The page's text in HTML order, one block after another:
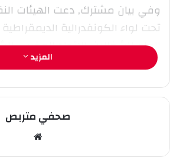
ي
ا
وفي بيان مشترك, دعت الهيئات
تحت لواء الكونفدرالية
العام للشغالين, الاتحاد المغربي
الوطني للشغل, حكومة عزيز اخنوش
معقول لفائدة عموم مهنيي
واعتبرت ذات النقابات, وفق
المزيد
صحفي متربص